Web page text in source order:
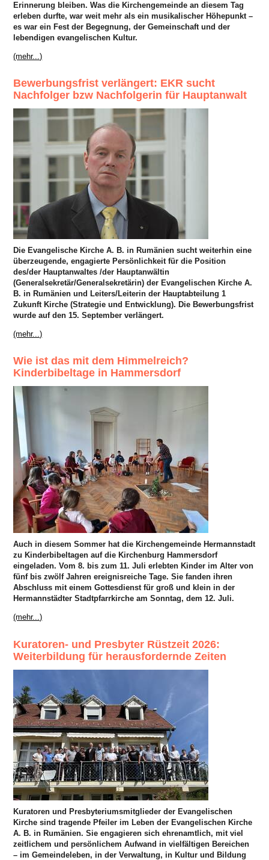
Erinnerung bleiben. Was die Kirchengemeinde an diesem Tag
erleben durfte, war weit mehr als ein musikalischer Höhepunkt –
es war ein Fest der Begegnung, der Gemeinschaft und der
lebendigen evangelischen Kultur.
(mehr...)
Bewerbungsfrist verlängert: EKR sucht
Nachfolger bzw Nachfolgerin für Hauptanwalt
Die Evangelische Kirche A. B. in Rumänien sucht weiterhin eine
überzeugende, engagierte Persönlichkeit für die Position
des/der Hauptanwaltes /der Hauptanwältin
(Generalsekretär/Generalsekretärin) der Evangelischen Kirche A.
B. in Rumänien und Leiters/Leiterin der Hauptabteilung 1
Zukunft Kirche (Strategie und Entwicklung). Die Bewerbungsfrist
wurde auf den 15. September verlängert.
(mehr...)
Wie ist das mit dem Himmelreich?
Kinderbibeltage in Hammersdorf
Auch in diesem Sommer hat die Kirchengemeinde Hermannstadt
zu Kinderbibeltagen auf die Kirchenburg Hammersdorf
eingeladen. Vom 8. bis zum 11. Juli erlebten Kinder im Alter von
fünf bis zwölf Jahren ereignisreiche Tage. Sie fanden ihren
Abschluss mit einem Gottesdienst für groß und klein in der
Hermannstädter Stadtpfarrkirche am Sonntag, dem 12. Juli.
(mehr...)
Kuratoren- und Presbyter Rüstzeit 2026:
Weiterbildung für herausfordernde Zeiten
Kuratoren und Presbyteriumsmitglieder der Evangelischen
Kirche sind tragende Pfeiler im Leben der Evangelischen Kirche
A. B. in Rumänien. Sie engagieren sich ehrenamtlich, mit viel
zeitlichem und persönlichem Aufwand in vielfältigen Bereichen
– im Gemeindeleben, in der Verwaltung, in Kultur und Bildung